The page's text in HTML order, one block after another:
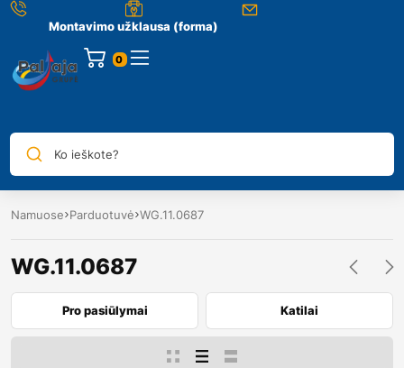
Montavimo užklausa (forma)
0
Ko ieškote?
Namuose Parduotuvė WG.11.0687
WG.11.0687
Pro pasiūlymai Katilai